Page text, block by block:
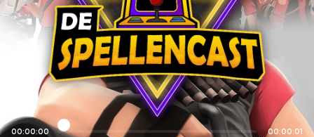
00:00:00 00:00:01